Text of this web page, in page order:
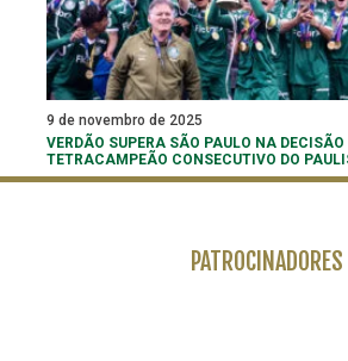
9 de novembro de 2025
VERDÃO SUPERA SÃO PAULO NA DECISÃO
TETRACAMPEÃO CONSECUTIVO DO
PATROCINADORES